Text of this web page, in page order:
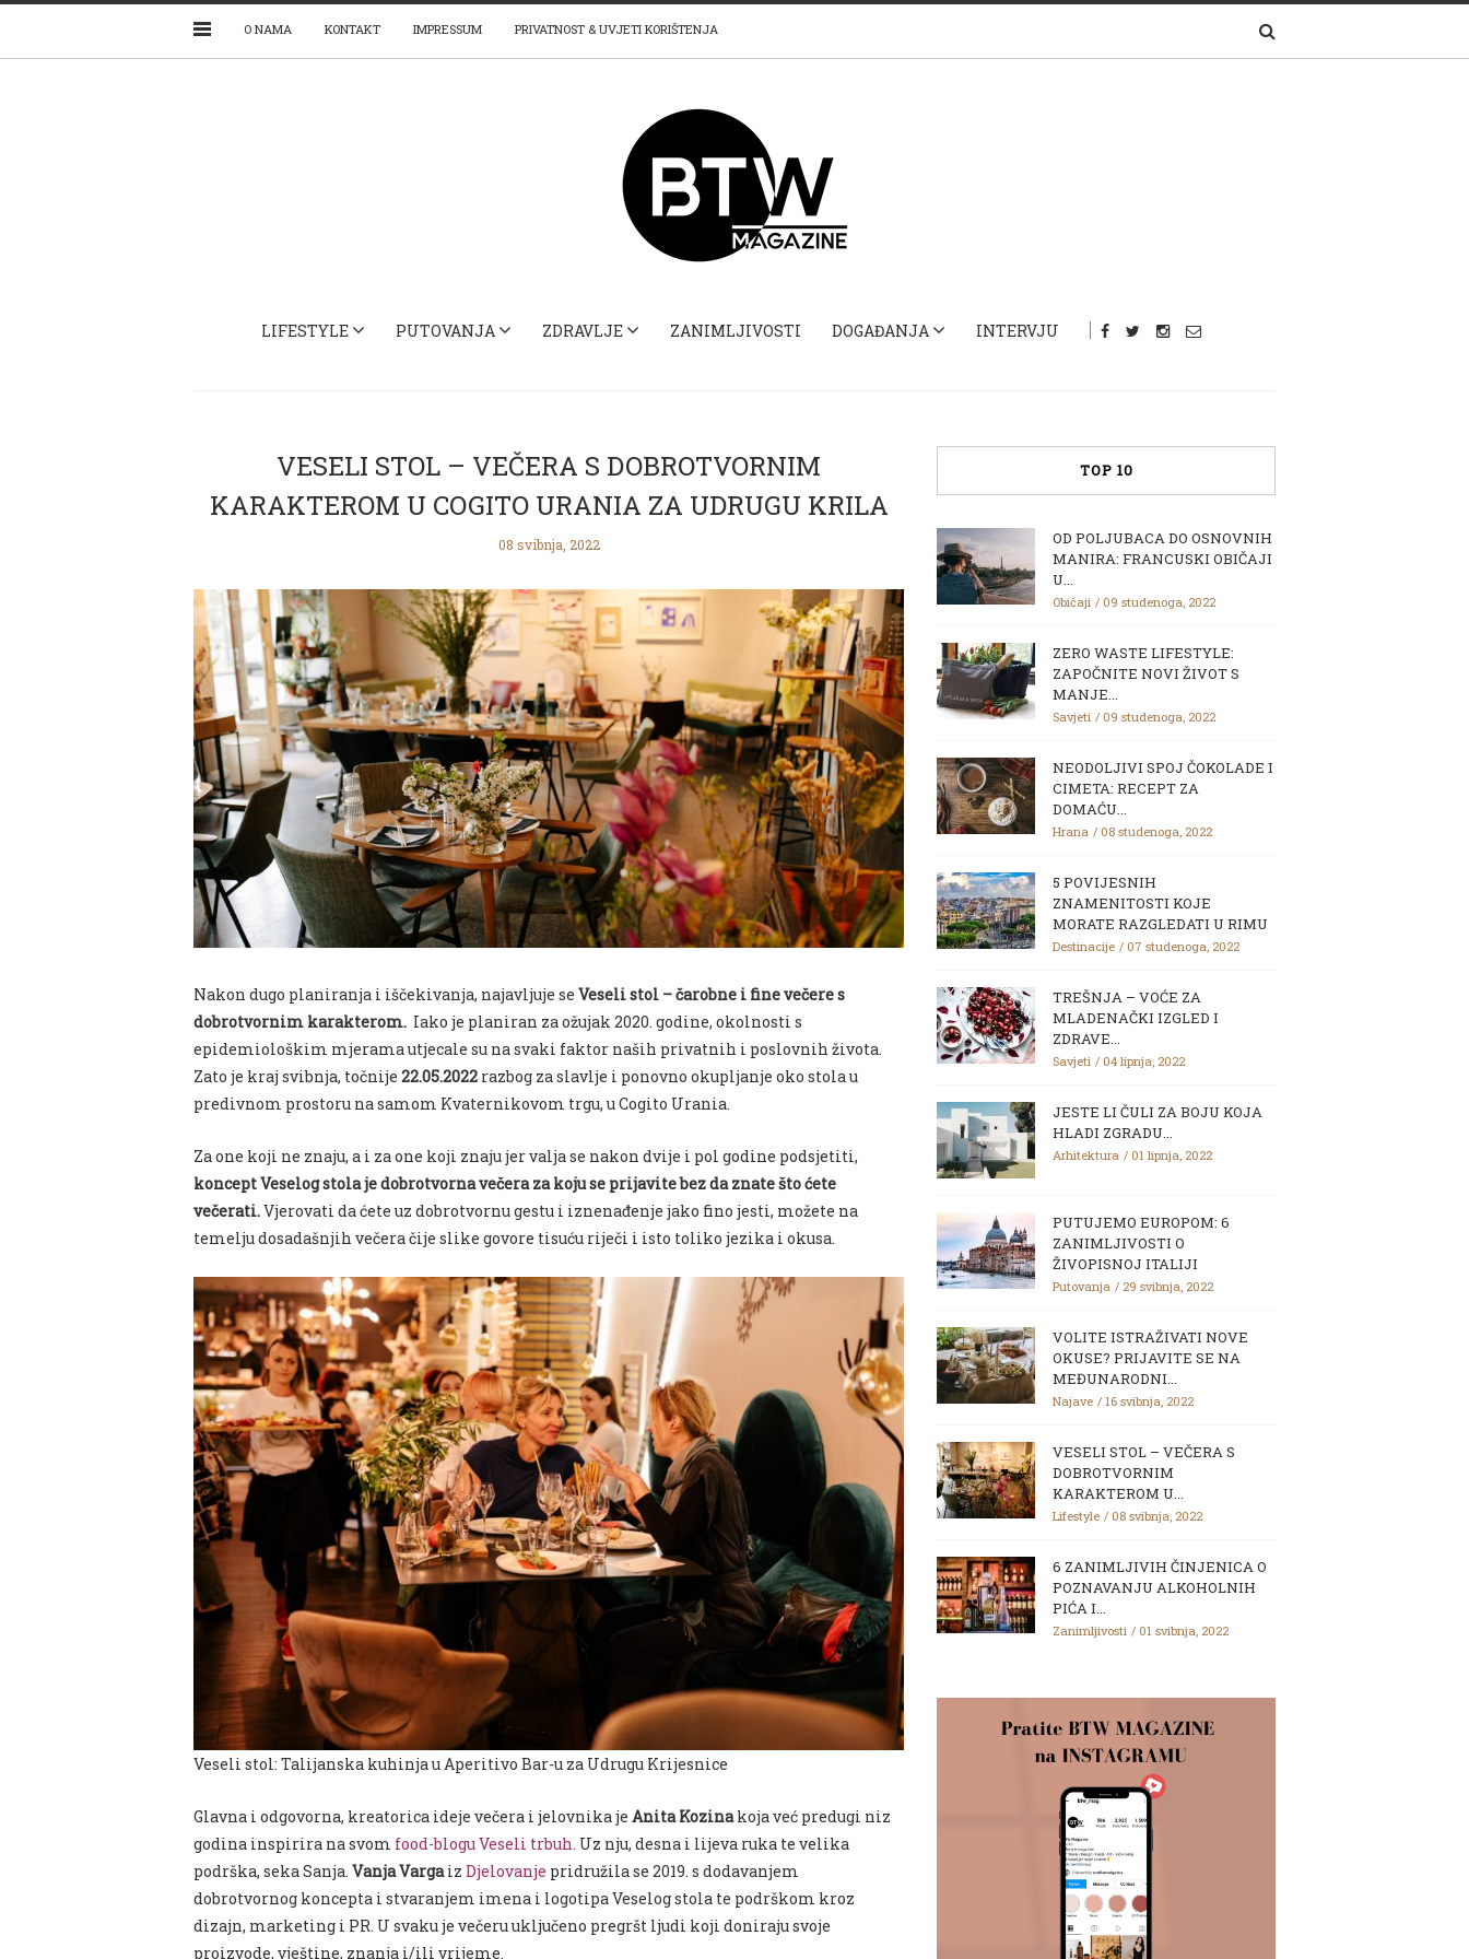
O NAMA KONTAKT IMPRESSUM PRIVATNOST & UVJETI KORIŠTENJA
LIFESTYLE PUTOVANJA ZDRAVLJE ZANIMLJIVOSTI DOGAĐANJA INTERVJU
VESELI STOL – VEČERA S DOBROTVORNIM
KARAKTEROM U COGITO URANIA ZA UDRUGU KRILA
08 svibnja, 2022
Nakon dugo planiranja i iščekivanja, najavljuje se Veseli stol – čarobne i fine večere s
dobrotvornim karakterom. Iako je planiran za ožujak 2020. godine, okolnosti s
epidemiološkim mjerama utjecale su na svaki faktor naših privatnih i poslovnih života.
Zato je kraj svibnja, točnije 22.05.2022 razbog za slavlje i ponovno okupljanje oko stola u
predivnom prostoru na samom Kvaternikovom trgu, uCogito Urania.
Za one koji ne znaju, a i za one koji znaju jer valja se nakon dvije i pol godine podsjetiti,
koncept Veselog stola je dobrotvorna večera za koju se prijavite bez da znate što ćete
večerati.Vjerovati da ćete uz dobrotvornu gestu i iznenađenje jako fino jesti, možete na
temelju dosadašnjih večera čije slike govore tisuću riječi i isto toliko jezika i okusa.
Veseli stol: Talijanska kuhinja u Aperitivo Bar-u za Udrugu Krijesnice
Glavna i odgovorna, kreatorica ideje večera i jelovnika je Anita Kozinakoja već predugi niz
godina inspirira na svom food-blogu Veseli trbuh. Uz nju, desna i lijeva ruka te velika
podrška, seka Sanja. Vanja Vargaiz Djelovanje pridružila se 2019. s dodavanjem
dobrotvornog koncepta i stvaranjem imena i logotipa Veselog stola te podrškom kroz
dizajn, marketing i PR. U svaku je večeru uključeno pregršt ljudi koji doniraju svoje
proizvode, vještine, znanja i/ili vrijeme.
TOP 10
OD POLJUBACA DO OSNOVNIH
MANIRA: FRANCUSKI OBIČAJI
U...
Običaji 09 studenoga, 2022
ZERO WASTE LIFESTYLE:
ZAPOČNITE NOVI ŽIVOT S
MANJE...
Savjeti 09 studenoga, 2022
NEODOLJIVI SPOJ ČOKOLADE I
CIMETA: RECEPT ZA
DOMAĆU...
Hrana 08 studenoga, 2022
5 POVIJESNIH
ZNAMENITOSTI KOJE
MORATE RAZGLEDATI U RIMU
Destinacije 07 studenoga, 2022
TREŠNJA – VOĆE ZA
MLADENAČKI IZGLED I
ZDRAVE...
Savjeti 04 lipnja, 2022
JESTE LI ČULI ZA BOJU KOJA
HLADI ZGRADU...
Arhitektura 01 lipnja, 2022
PUTUJEMO EUROPOM: 6
ZANIMLJIVOSTI O
ŽIVOPISNOJ ITALIJI
Putovanja 29 svibnja, 2022
VOLITE ISTRAŽIVATI NOVE
OKUSE? PRIJAVITE SE NA
MEĐUNARODNI...
Najave 16 svibnja, 2022
VESELI STOL – VEČERA S
DOBROTVORNIM
KARAKTEROM U...
Lifestyle 08 svibnja, 2022
6 ZANIMLJIVIH ČINJENICA O
POZNAVANJU ALKOHOLNIH
PIĆA I...
Zanimljivosti 01 svibnja, 2022